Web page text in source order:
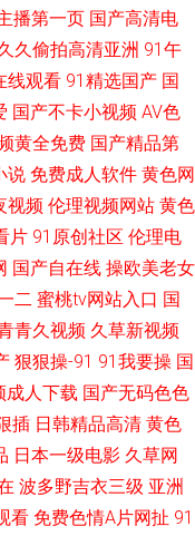
播第一页 国产高清电
久偷拍高清亚洲 91午
线观看 91精选国产 国
国产不卡小视频 AV色
黄全免费 国产精品第
说 免费成人软件 黄色网
视频 伦理视频网站 黄色
片 91原创社区 伦理电
国产自在线 操欧美老女
二 蜜桃tv网站入口 国
青久视频 久草新视频
狠狠操-91 91我要操 国
成人下载 国产无码色色
插 日韩精品高清 黄色
日本一级电影 久草网
波多野吉衣三级 亚洲
看 免费色情A片网扯 91